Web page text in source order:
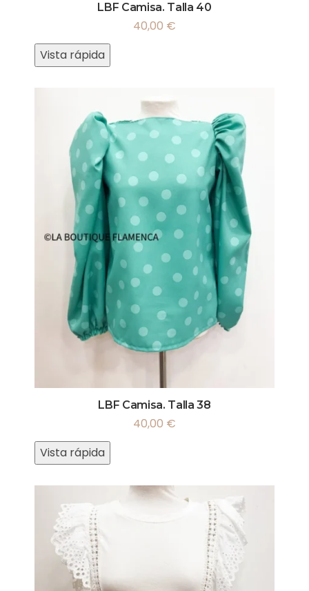
LBF Camisa. Talla 40
40,00 €
Vista rápida
LBF Camisa. Talla 38
40,00 €
Vista rápida